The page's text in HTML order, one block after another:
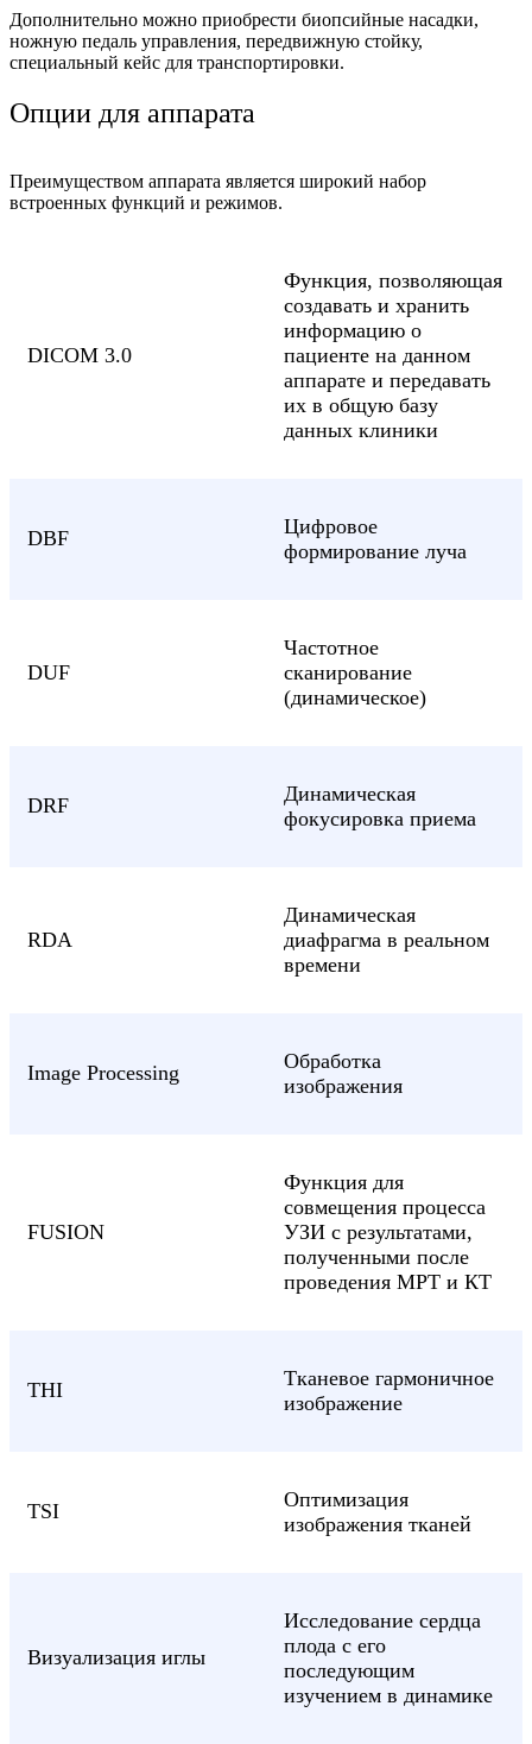
Дополнительно можно приобрести биопсийные насадки,
ножную педаль управления, передвижную стойку,
специальный кейс для транспортировки.
Опции для аппарата
Преимуществом аппарата является широкий набор
встроенных функций и режимов.
DICOM 3.0
Функция, позволяющая
создавать и хранить
информацию о
пациенте на данном
аппарате и передавать
их в общую базу
данных клиники
DBF
Цифровое
формирование луча
DUF
Частотное
сканирование
(динамическое)
DRF
Динамическая
фокусировка приема
RDA
Динамическая
диафрагма в реальном
времени
Image Processing
Обработка
изображения
FUSION
Функция для
совмещения процесса
УЗИ с результатами,
полученными после
проведения МРТ и КТ
THI
Тканевое гармоничное
изображение
TSI
Оптимизация
изображения тканей
Визуализация иглы
Исследование сердца
плода с его
последующим
изучением в динамике